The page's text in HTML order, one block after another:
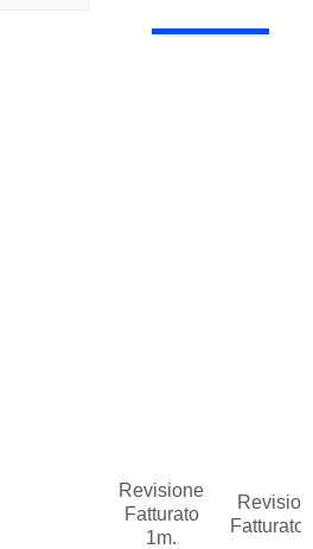
Revisione
Fatturato
1m.
Fatturato